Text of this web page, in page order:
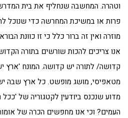
וטהרה. המחשבה שנחליף את בית המדרש
פרות או במשיכת המחרשה כדי שנוכל
מוזרה ואין זה ברור כלל כי זו כוונת
אנו צריכים להכות שורשים בתורה
קדושה/ לתורה יש קדושה. המונח 'ארץ
מטאפיסי, מושג מופשט. כל ארץ שבה
מדוע שנכנס ביודעין לקטגוריה של 'ככל
העמים? וכי אנו מחפשים הכרה של